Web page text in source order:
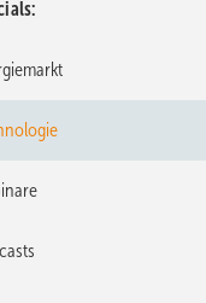
Projekte in Südaustralien